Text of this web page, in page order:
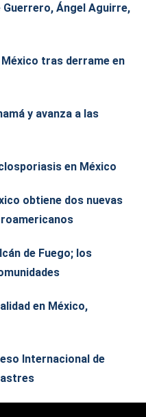
Ángel Aguirre,
tras derrame en
y avanza a las
en México
obtiene dos nuevas
de Fuego; los
en México,
Internacional de